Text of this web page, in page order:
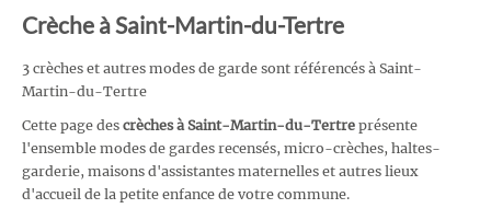
Crèche à Saint-Martin-du-Tertre
3 crèches et autres modes de garde sont référencés à Saint-
Martin-du-Tertre
Cette page des crèches à Saint-Martin-du-Tertre présente
l'ensemble modes de gardes recensés, micro-crèches, haltes-
garderie, maisons d'assistantes maternelles et autres lieux
d'accueil de la petite enfance de votre commune.